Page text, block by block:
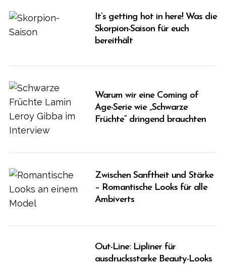
It’s getting hot in here! Was die
Skorpion-Saison für euch
bereithält
Warum wir eine Coming of
Age-Serie wie „Schwarze
Früchte“ dringend brauchten
Zwischen Sanftheit und Stärke
– Romantische Looks für alle
Ambiverts
Out-Line: Lipliner für
ausdrucksstarke Beauty-Looks
: